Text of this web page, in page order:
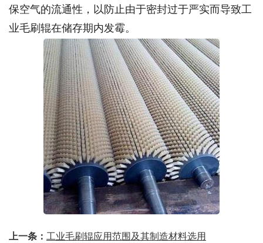
保空气的流通性，以防止由于密封过于严实而导致工
业毛刷辊在储存期内发霉。
上一条： 工业毛刷辊应用范围及其制造材料选用